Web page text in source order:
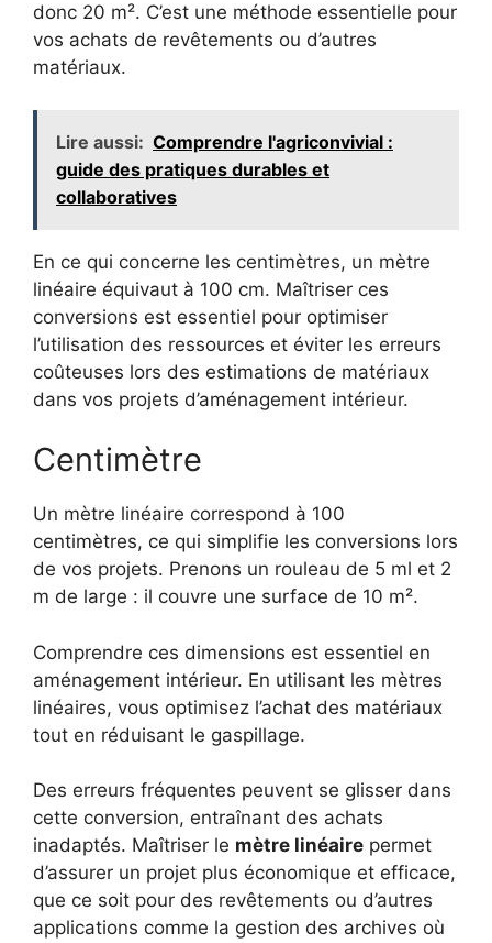
donc 20 m². C’est une méthode essentielle pour
vos achats de revêtements ou d’autres
matériaux.
Lire aussi: Comprendre l'agriconvivial :
guide des pratiques durables et
collaboratives
En ce qui concerne les centimètres, un mètre
linéaire équivaut à 100 cm. Maîtriser ces
conversions est essentiel pour optimiser
l’utilisation des ressources et éviter les erreurs
coûteuses lors des estimations de matériaux
dans vos projets d’aménagement intérieur.
Centimètre
Un mètre linéaire correspond à 100
centimètres, ce qui simplifie les conversions lors
de vos projets. Prenons un rouleau de 5 ml et 2
m de large : il couvre une surface de 10 m².
Comprendre ces dimensions est essentiel en
aménagement intérieur. En utilisant les mètres
linéaires, vous optimisez l’achat des matériaux
tout en réduisant le gaspillage.
Des erreurs fréquentes peuvent se glisser dans
cette conversion, entraînant des achats
inadaptés. Maîtriser le mètre linéaire permet
d’assurer un projet plus économique et efficace,
que ce soit pour des revêtements ou d’autres
applications comme la gestion des archives où